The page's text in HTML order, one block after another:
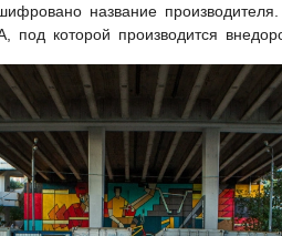
название
под которой производится